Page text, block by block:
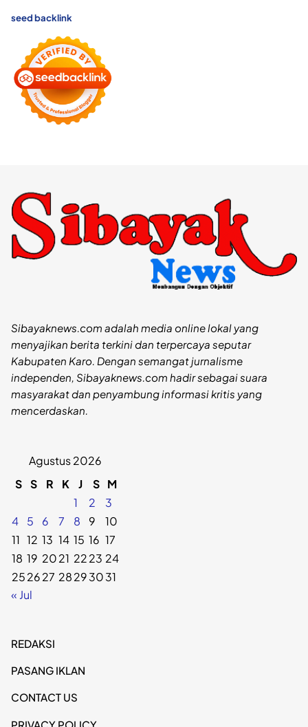
seed backlink
Sibayaknews.com adalah media online lokal yang
menyajikan berita terkini dan terpercaya seputar
Kabupaten Karo. Dengan semangat jurnalisme
independen, Sibayaknews.com hadir sebagai suara
masyarakat dan penyambung informasi kritis yang
mencerdaskan.
Agustus 2026
S S R K J S M
1
2
3
4
5 6 7 8 9
10
11 12 13 14 15 16 17
18 19 2021 2223 24
252627 28293031
« Jul
REDAKSI
PASANG IKLAN
CONTACT US
PRIVACY POLICY